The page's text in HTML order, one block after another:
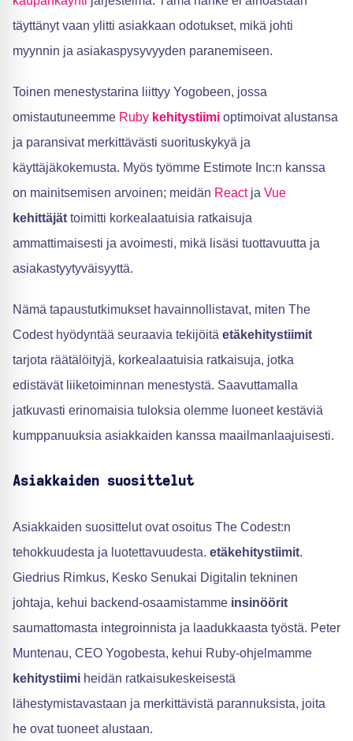
täyttänyt vaan ylitti asiakkaan odotukset, mikä johti
myynnin ja asiakaspysyvyyden paranemiseen.
Toinen menestystarina liittyy Yogobeen, jossa
omistautuneemme Ruby kehitystiimi optimoivat alustansa
ja paransivat merkittävästi suorituskykyä ja
käyttäjäkokemusta. Myös työmme Estimote Inc:n kanssa
on mainitsemisen arvoinen; meidän Reactja Vue
kehittäjät toimitti korkealaatuisia ratkaisuja
ammattimaisesti ja avoimesti, mikä lisäsi tuottavuutta ja
asiakastyytyväisyyttä.
Nämä tapaustutkimukset havainnollistavat, miten The
Codest hyödyntää seuraavia tekijöitä etäkehitystiimit
tarjota räätälöityjä, korkealaatuisia ratkaisuja, jotka
edistävät liiketoiminnan menestystä. Saavuttamalla
jatkuvasti erinomaisia tuloksia olemme luoneet kestäviä
kumppanuuksia asiakkaiden kanssa maailmanlaajuisesti.
Asiakkaiden suosittelut
Asiakkaiden suosittelut ovat osoitus The Codest:n
tehokkuudesta ja luotettavuudesta. etäkehitystiimit.
Giedrius Rimkus, Kesko Senukai Digitalin tekninen
johtaja, kehui backend-osaamistamme insinöörit
saumattomasta integroinnista ja laadukkaasta työstä. Peter
Muntenau, CEO Yogobesta, kehui Ruby-ohjelmamme
kehitystiimi heidän ratkaisukeskeisestä
lähestymistavastaan ja merkittävistä parannuksista, joita
he ovat tuoneet alustaan.